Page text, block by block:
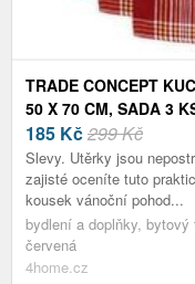
TRADE CONCEPT
50 X 70 CM, SADA 3
185 Kč299 Kč
Slevy. Utěrky jsou
zajisté oceníte tuto
kousek vánoční pohod...
bydlení a doplňky,
červená
4home.cz